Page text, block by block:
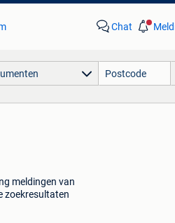
Chat
meldingen van
zoekresultaten